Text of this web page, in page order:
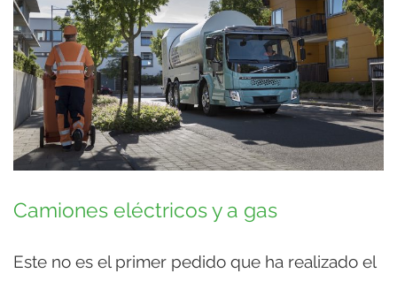
Camiones eléctricos y a gas
Este no es el primer pedido que ha realizado el